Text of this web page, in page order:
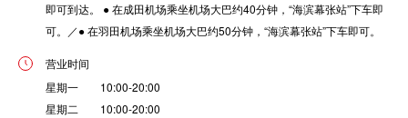
即可到达。 ● 在成田机场乘坐机场大巴约40分钟，“海滨幕张站”下车即
可。／● 在羽田机场乘坐机场大巴约50分钟，“海滨幕张站”下车即可。
营业时间
星期一 10:00-20:00
星期二 10:00-20:00